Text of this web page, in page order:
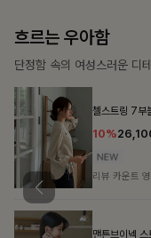
가벼운 계절감
탄탄한 소재와 깔끔한 핏,